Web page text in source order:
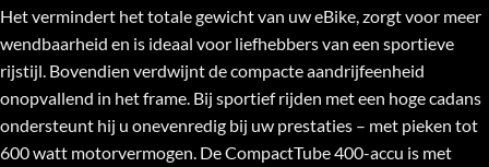
Het vermindert het totale gewicht van uw eBike, zorgt voor meer
wendbaarheid en is ideaal voor liefhebbers van een sportieve
rijstijl. Bovendien verdwijnt de compacte aandrijfeenheid
onopvallend in het frame. Bij sportief rijden met een hoge cadans
ondersteunt hij u onevenredig bij uw prestaties – met pieken tot
600 watt motorvermogen. De CompactTube 400-accu is met